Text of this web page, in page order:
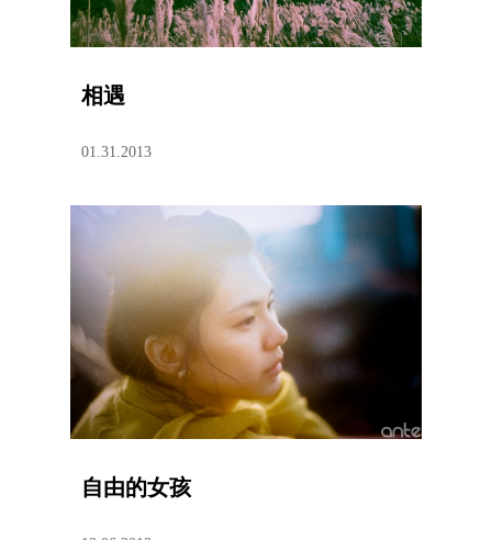
相遇
01.31.2013
自由的女孩